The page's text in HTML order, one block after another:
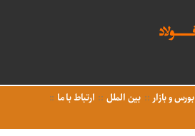
بورس و بازار بین الملل
ارتباط با ما